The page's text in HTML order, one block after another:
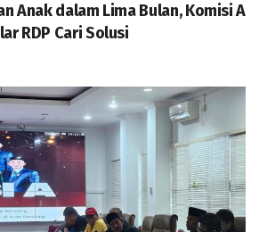
Anak dalam Lima Bulan, Komisi A
RDP Cari Solusi